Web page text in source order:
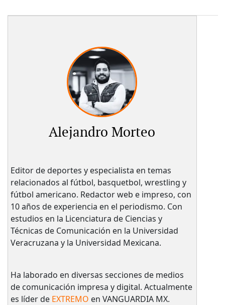
Alejandro Morteo
Editor de deportes y especialista en temas
relacionados al fútbol, basquetbol, wrestling y
fútbol americano. Redactor web e impreso, con
10 años de experiencia en el periodismo. Con
estudios en la Licenciatura de Ciencias y
Técnicas de Comunicación en la Universidad
Veracruzana y la Universidad Mexicana.
Ha laborado en diversas secciones de medios
de comunicación impresa y digital. Actualmente
es líder de EXTREMO en VANGUARDIA MX.